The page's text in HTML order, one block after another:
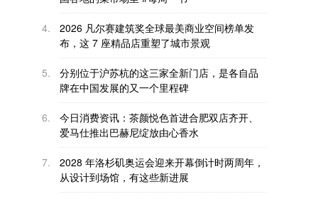
4.
2026 凡尔赛建筑奖全球最美商业空间榜单发
布，这 7 座精品店重塑了城市景观
5.
分别位于沪苏杭的这三家全新门店，是各自品
牌在中国发展的又一个里程碑
6.
今日消费资讯：茶颜悦色首进合肥双店齐开、
爱马仕推出巴赫尼绽放由心香水
7.
2028 年洛杉矶奥运会迎来开幕倒计时两周年，
从设计到场馆，有这些新进展